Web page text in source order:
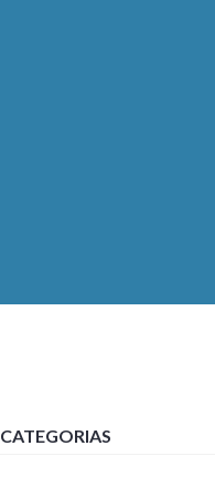
CATEGORIAS